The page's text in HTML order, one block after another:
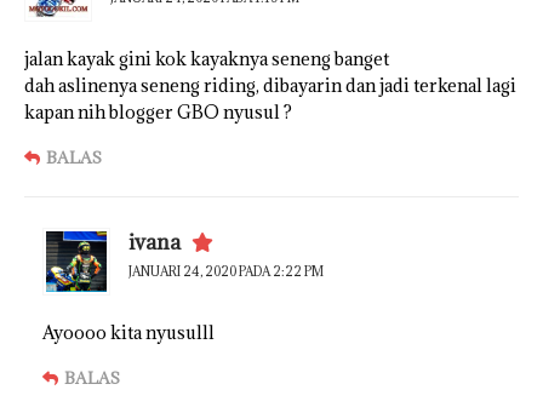
jalan kayak gini kok kayaknya seneng banget
dah aslinenya seneng riding, dibayarin dan jadi terkenal lagi
kapan nih blogger GBO nyusul ?
BALAS
ivana
JANUARI 24, 2020 PADA 2:22 PM
Ayoooo kita nyusulll
BALAS